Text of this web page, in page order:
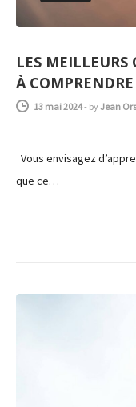
LES MEILLEURS
À COMPRENDRE
13 mai 2024- byJean
Vous envisagez
que ce…